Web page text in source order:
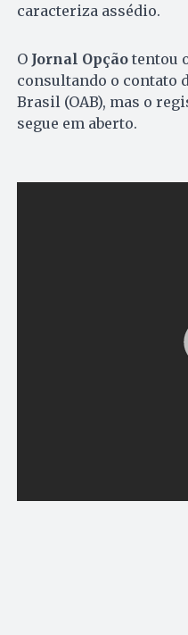
caracteriza assédio.
O Jornal Opçãotentou
consultando o contato
Brasil (OAB), mas o
segue em aberto.